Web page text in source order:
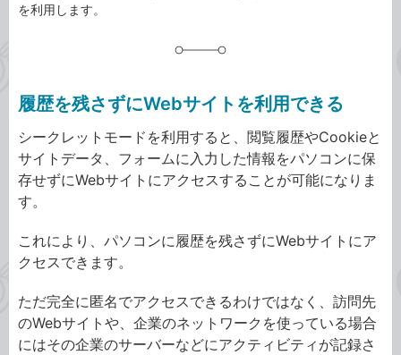
を利用します。
履歴を残さずにWebサイトを利用できる
シークレットモードを利用すると、閲覧履歴やCookieと
サイトデータ、フォームに入力した情報をパソコンに保
存せずにWebサイトにアクセスすることが可能になりま
す。
これにより、パソコンに履歴を残さずにWebサイトにア
クセスできます。
ただ完全に匿名でアクセスできるわけではなく、訪問先
のWebサイトや、企業のネットワークを使っている場合
にはその企業のサーバーなどにアクティビティが記録さ